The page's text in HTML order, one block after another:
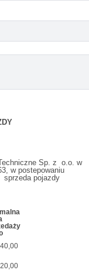
Sp. z o.o. w
w postepowaniu
sprzeda pojazdy